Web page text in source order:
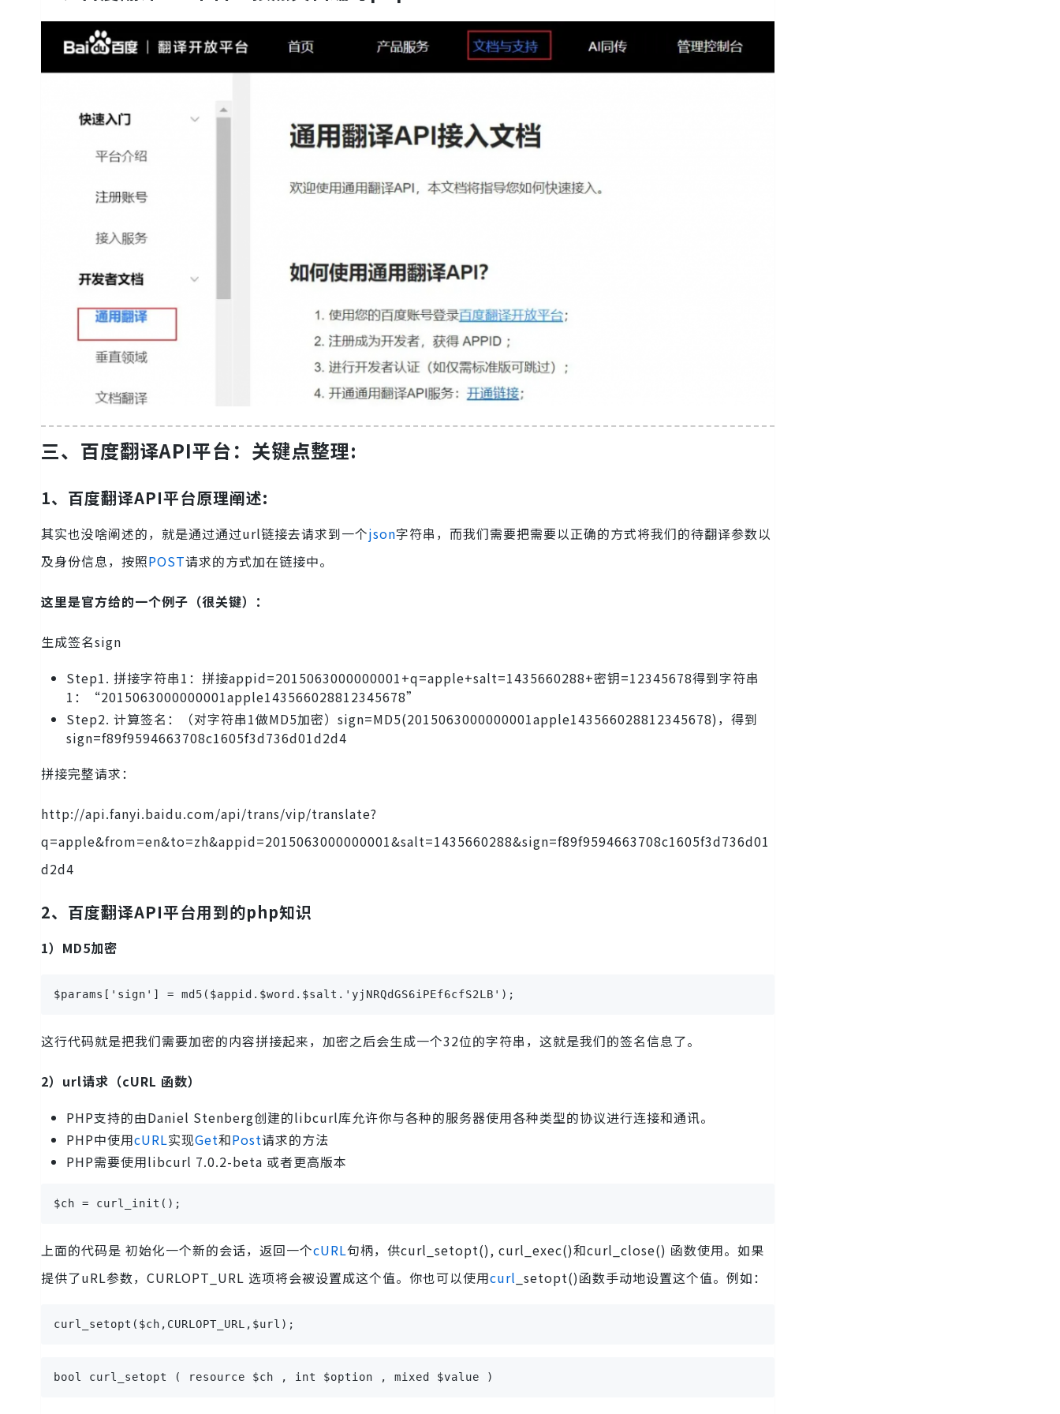
三、 百度翻译API平台： 关键点整理:
1、 百度翻译API平台原理阐述:
其实也没啥阐述的，就是通过通过url链接去请求到一个json字符串，而我们需要把需要以正确的方式将我们的待翻译参数以
及身份信息，按照POST请求的方式加在链接中。
这里是官方给的一个例子（很关键）：
生成签名sign
Step1. 拼接字符串1：拼接appid=2015063000000001+q=apple+salt=1435660288+密钥=12345678得到字符串
1：“2015063000000001apple143566028812345678”
Step2. 计算签名：（对字符串1做MD5加密）sign=MD5(2015063000000001apple143566028812345678)，得到
sign=f89f9594663708c1605f3d736d01d2d4
拼接完整请求：
http://api.fanyi.baidu.com/api/trans/vip/translate?
q=apple&from=en&to=zh&appid=2015063000000001&salt=1435660288&sign=f89f9594663708c1605f3d736d01
d2d4
2、 百度翻译API平台用到的php知识
1）MD5加密
$params['sign'] = md5($appid.$word.$salt.'yjNRQdGS6iPEf6cfS2LB');
这行代码就是把我们需要加密的内容拼接起来，加密之后会生成一个32位的字符串，这就是我们的签名信息了。
2）url请求（cURL 函数）
PHP支持的由Daniel Stenberg创建的libcurl库允许你与各种的服务器使用各种类型的协议进行连接和通讯。
PHP中使用cURL实现Get和Post请求的方法
PHP需要使用libcurl 7.0.2-beta 或者更高版本
$ch = curl_init();
上面的代码是 初始化一个新的会话，返回一个cURL句柄，供curl_setopt(), curl_exec()和curl_close() 函数使用。如果
提供了uRL参数，CURLOPT_URL 选项将会被设置成这个值。你也可以使用curl _setopt()函数手动地设置这个值。例如：
curl_setopt($ch,CURLOPT_URL,$url);
bool curl_setopt ( resource $ch , int $option , mixed $value )